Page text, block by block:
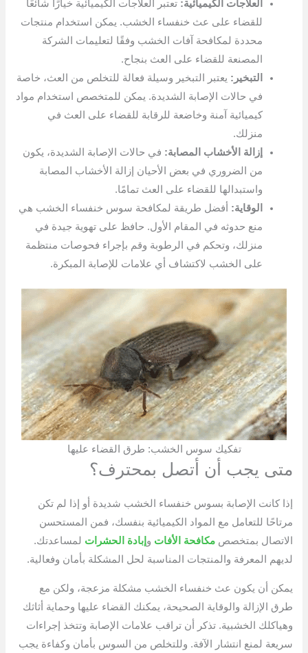
العلاجات الكيميائية: تعتبر العلاجات الكيميائية خيارًا شائعًا
للقضاء على عث خنفساء الخشب. يمكن استخدام منتجات
محددة لمكافحة آفات الخشب وفقًا لتعليمات الشركة
المصنعة للقضاء على العث بنجاح.
التبخير: يعتبر التبخير وسيلة فعالة للتخلص من العث، خاصة
في حالات الإصابة الشديدة. يمكن للمتخصص استخدام مواد
كيميائية آمنة وخاضعة للرقابة للقضاء على العث في
منزلك.
إزالة الأخشاب المصابة: في حالات الإصابة الشديدة، يكون
من الضروري في بعض الأحيان إزالة الأخشاب المصابة
واستبدالها للقضاء على العث تمامًا.
الوقاية: أفضل طريقة لمكافحة سوس خنفساء الخشب هي
منع حدوثه في المقام الأول. حافظ على تهوية جيدة في
منزلك، وتحكم في الرطوبة وقم بإجراء فحوصات منتظمة
على الخشب لاكتشاف أي علامات للإصابة المبكرة.
تفكيك سوس الخشب: طرق القضاء عليها
متى يجب أن أتصل بمحترف؟
إذا كانت الإصابة بسوس خنفساء الخشب شديدة أو إذا لم تكن
مرتاحًا للتعامل مع المواد الكيميائية بنفسك، فمن المستحسن
الاتصال بمتخصصمكافحة الأفات وإبادة الحشرات لمساعدتك.
لديهم المعرفة والمنتجات المناسبة لحل المشكلة بأمان وفعالية.
يمكن أن يكون عث خنفساء الخشب مشكلة مزعجة، ولكن مع
طرق الإزالة والوقاية الصحيحة، يمكنك القضاء عليها وحماية أثاثك
وهياكلك الخشبية. تذكر أن تراقب علامات الإصابة وتتخذ إجراءات
سريعة لمنع انتشار الآفة. وللتخلص من السوس بأمان وكفاءة يجب